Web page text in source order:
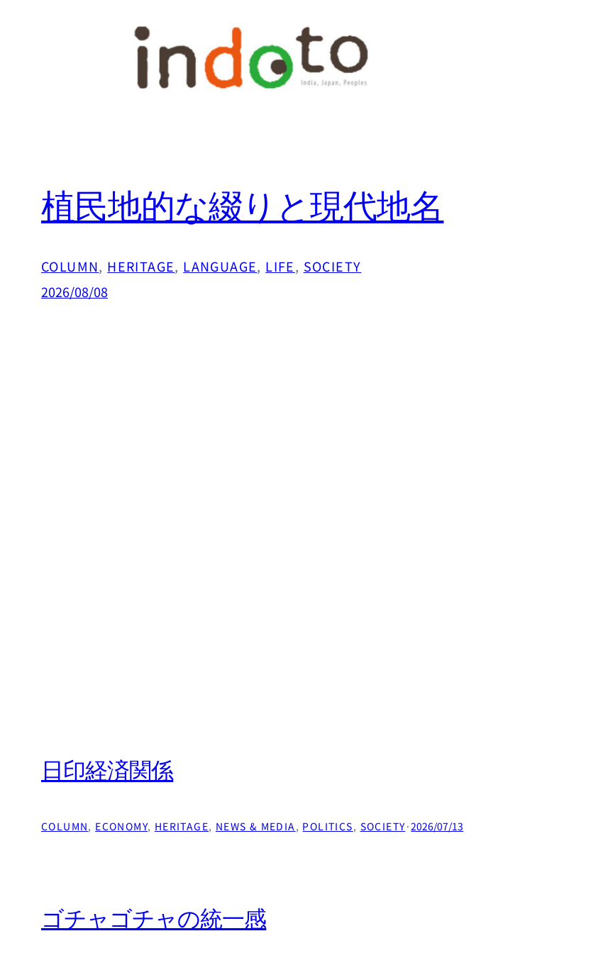
植民地的な綴りと現代地名
COLUMN, HERITAGE, LANGUAGE, LIFE, SOCIETY
2026/08/08
日印経済関係
COLUMN, ECONOMY, HERITAGE, NEWS & MEDIA , POLITICS, SOCIETY·2026/07/13
ゴチャゴチャの統一感